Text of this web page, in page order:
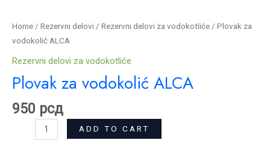
Home / Rezervni delovi / Rezervni delovi za vodokotliće / Plovak za
vodokolić ALCA
Rezervni delovi za vodokotliće
Plovak za vodokolić ALCA
950 рсд
ADD TO CART